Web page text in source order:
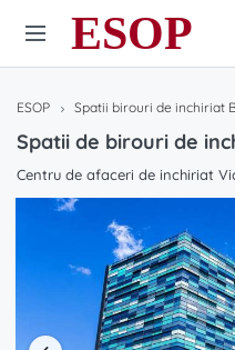
ESOP
ESOP Spatii birouri de inchiriat
Spatii de birouri de
Centru de afaceri de inchiriat